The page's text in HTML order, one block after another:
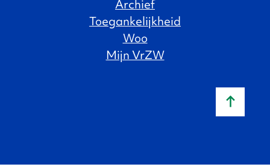
Archief
Toegankelijkheid
Woo
Mijn VrZW
Naar